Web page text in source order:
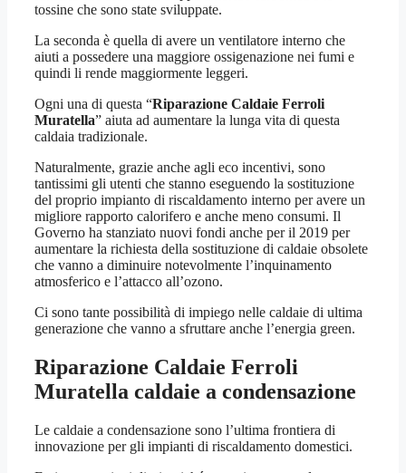
tossine che sono state sviluppate.
La seconda è quella di avere un ventilatore interno che
aiuti a possedere una maggiore ossigenazione nei fumi e
quindi li rende maggiormente leggeri.
Ogni una di questa “Riparazione Caldaie Ferroli
Muratella” aiuta ad aumentare la lunga vita di questa
caldaia tradizionale.
Naturalmente, grazie anche agli eco incentivi, sono
tantissimi gli utenti che stanno eseguendo la sostituzione
del proprio impianto di riscaldamento interno per avere un
migliore rapporto calorifero e anche meno consumi. Il
Governo ha stanziato nuovi fondi anche per il 2019 per
aumentare la richiesta della sostituzione di caldaie obsolete
che vanno a diminuire notevolmente l’inquinamento
atmosferico e l’attacco all’ozono.
Ci sono tante possibilità di impiego nelle caldaie di ultima
generazione che vanno a sfruttare anche l’energia green.
Riparazione Caldaie Ferroli
Muratella caldaie a condensazione
Le caldaie a condensazione sono l’ultima frontiera di
innovazione per gli impianti di riscaldamento domestici.